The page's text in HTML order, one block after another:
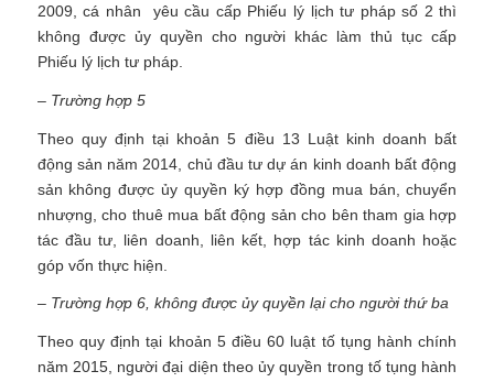
2009, cá nhân yêu cầu cấp Phiếu lý lịch tư pháp số 2 thì
không được ủy quyền cho người khác làm thủ tục cấp
Phiếu lý lịch tư pháp.
– Trường hợp 5
Theo quy định tại khoản 5 điều 13 Luật kinh doanh bất
động sản năm 2014, chủ đầu tư dự án kinh doanh bất động
sản không được ủy quyền ký hợp đồng mua bán, chuyển
nhượng, cho thuê mua bất động sản cho bên tham gia hợp
tác đầu tư, liên doanh, liên kết, hợp tác kinh doanh hoặc
góp vốn thực hiện.
– Trường hợp 6, không được ủy quyền lại cho người thứ ba
Theo quy định tại khoản 5 điều 60 luật tố tụng hành chính
năm 2015, người đại diện theo ủy quyền trong tố tụng hành